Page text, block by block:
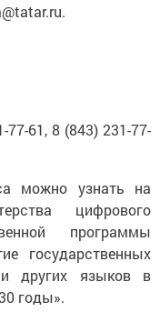
61, 8 (843) 231-77-
можно узнать на
цифрового
программы
государственных
и других языков в
годы».